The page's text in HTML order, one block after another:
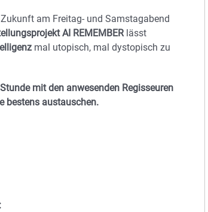
am Freitag- und Samstagabend
AI REMEMBERlässt
mal utopisch, mal dystopisch zu
mit den anwesenden Regisseuren
bestens austauschen.